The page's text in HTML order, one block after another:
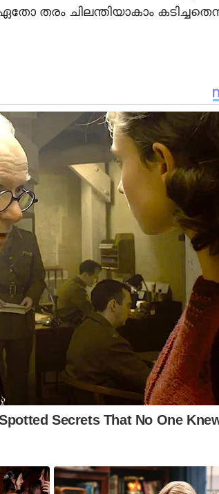
തരം ചിലന്തിയാകാം